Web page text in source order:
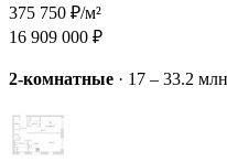
375 750 ₽/м²
16 909 000 ₽
2-комнатные · 17 – 33.2